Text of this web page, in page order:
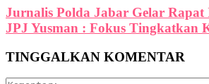
Jurnalis Polda Jabar Gelar Rapat
JPJ Yusman : Fokus Tingkatkan
TINGGALKAN KOMENTAR